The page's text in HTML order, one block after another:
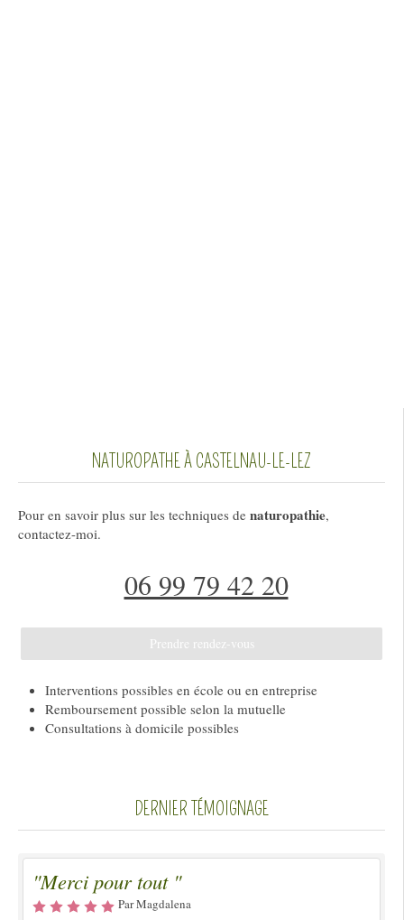
NATUROPATHE À CASTELNAU-LE-LEZ
Pour en savoir plus sur les techniques de naturopathie,
contactez-moi.
06 99 79 42 20
Prendre rendez-vous
Interventions possibles en école ou en entreprise
Remboursement possible selon la mutuelle
Consultations à domicile possibles
DERNIER TÉMOIGNAGE
"Merci pour tout "
Par Magdalena